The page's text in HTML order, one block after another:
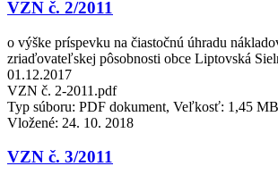
VZN č. 2/2011
o výške príspevku na čiastočnú úhradu
zriaďovateľskej pôsobnosti obce Liptovská
01.12.2017
VZN č. 2-2011.pdf
Typ súboru: PDF dokument, Veľkosť: 1,45 MB
Vložené: 24. 10. 2018
VZN č. 3/2011